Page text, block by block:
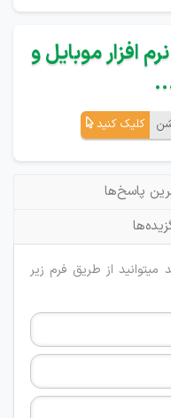
افزار موبایل و
کلیک کنید
پاسخ‌ها
میتوانید از طریق فرم زیر